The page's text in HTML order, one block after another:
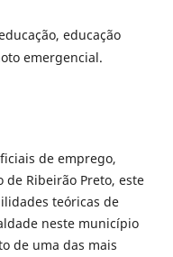
educação
emergencial.
de emprego,
Ribeirão Preto, este
teóricas de
neste município
de uma das mais